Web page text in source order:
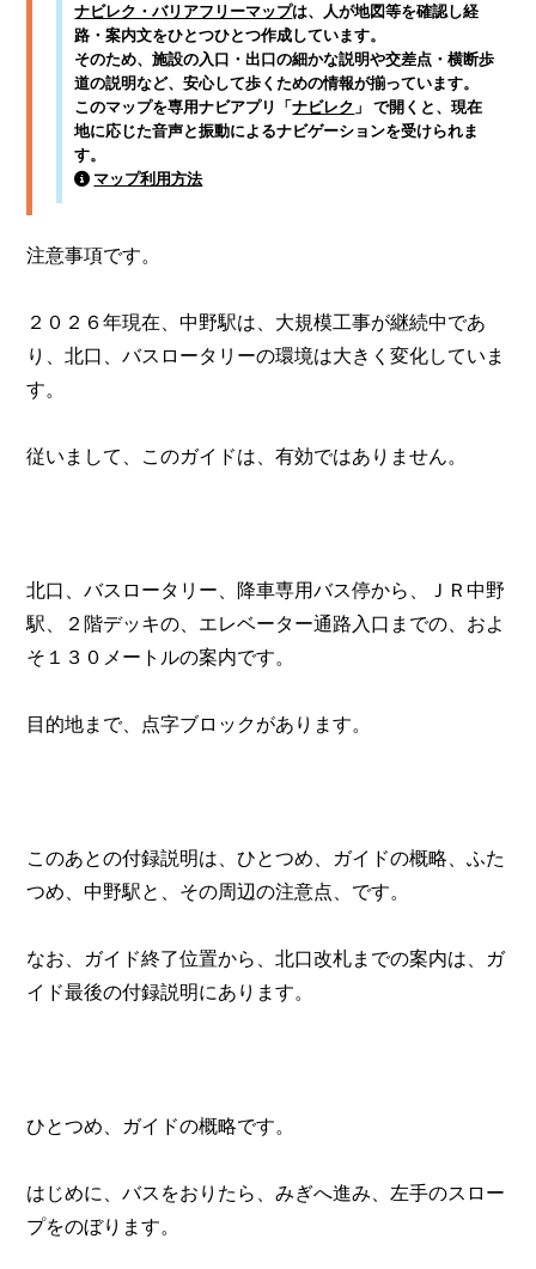
ナビレク・バリアフリーマップは、人が地図等を確認し経
路・案内文をひとつひとつ作成しています。
そのため、施設の入口・出口の細かな説明や交差点・横断歩
道の説明など、安心して歩くための情報が揃っています。
このマップを専用ナビアプリ「ナビレク 」 で開くと、現在
地に応じた音声と振動によるナビゲーションを受けられま
す。
マップ利用方法
注意事項です。
２０２６年現在、中野駅は、大規模工事が継続中であ
り、北口、バスロータリーの環境は大きく変化していま
す。
従いまして、このガイドは、有効ではありません。
北口、バスロータリー、降車専用バス停から、ＪＲ中野
駅、２階デッキの、エレベーター通路入口までの、およ
そ１３０メートルの案内です。
目的地まで、点字ブロックがあります。
このあとの付録説明は、ひとつめ、ガイドの概略、ふた
つめ、中野駅と、その周辺の注意点、です。
なお、ガイド終了位置から、北口改札までの案内は、ガ
イド最後の付録説明にあります。
ひとつめ、ガイドの概略です。
はじめに、バスをおりたら、みぎへ進み、左手のスロー
プをのぼります。